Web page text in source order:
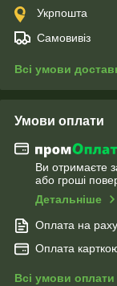
Укрпошта
Самовивіз
Всі умови
Умови оплати
Ви отримаєте
або гроші
Детальніше
Оплата на
Оплата
Всі умови оплати